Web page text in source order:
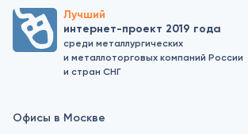
Лучший
интернет-проект 2019 года
среди металлургических
и металлоторговых компаний России
и стран СНГ
Офисы в Москве